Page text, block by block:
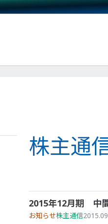
株主通
2015年12月期 中
お知らせ株主通信
マップ